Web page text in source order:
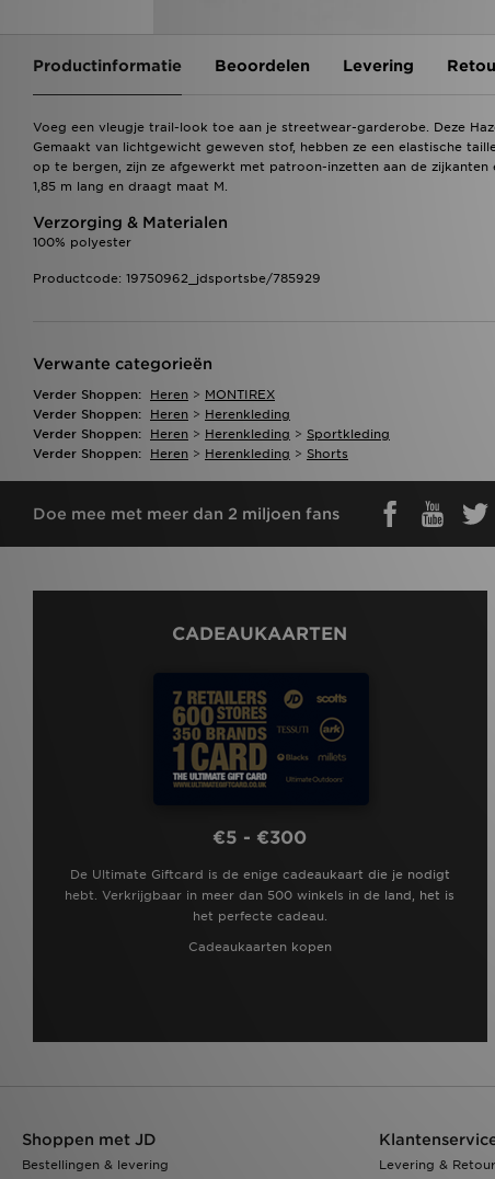
Productinformatie Beoordelen Levering
Voeg een vleugje trail-look toe aan je streetwear-garderobe. Deze
Gemaakt van lichtgewicht geweven stof, hebben ze een elastische
op te bergen, zijn ze afgewerkt met patroon-inzetten aan de
1,85 m lang en draagt maat M.
Verzorging & Materialen
100% polyester
Productcode: 19750962_jdsportsbe/785929
Verwante categorieën
Verder Shoppen: Heren > MONTIREX
Verder Shoppen:
Heren > Herenkleding
Verder Shoppen:
Heren > Herenkleding > Sportkleding
Verder Shoppen:
Heren > Herenkleding > Shorts
Doe mee met meer dan 2 miljoen fans
CADEAUKAARTEN
€5 - €300
De Ultimate Giftcard is de enige cadeaukaart die je nodigt
hebt. Verkrijgbaar in meer dan 500 winkels in de land, het is
het perfecte cadeau.
Cadeaukaarten kopen
Shoppen met JD
Bestellingen & levering Levering &